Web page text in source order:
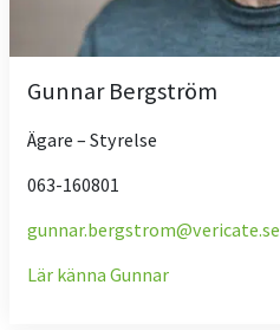
Gunnar Bergström
Ägare – Styrelse
063-160801
gunnar.bergstrom@vericate.se
Lär känna Gunnar